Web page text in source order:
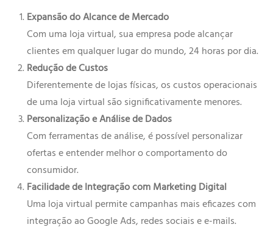
Expansão do Alcance de Mercado
Com uma loja virtual, sua empresa pode alcançar
clientes em qualquer lugar do mundo, 24 horas por dia.
Redução de Custos
Diferentemente de lojas físicas, os custos operacionais
de uma loja virtual são significativamente menores.
Personalização e Análise de Dados
Com ferramentas de análise, é possível personalizar
ofertas e entender melhor o comportamento do
consumidor.
Facilidade de Integração com Marketing Digital
Uma loja virtual permite campanhas mais eficazes com
integração ao Google Ads, redes sociais e e-mails.